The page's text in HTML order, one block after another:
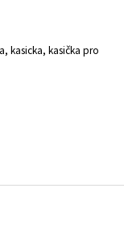
kasicka, kasička pro